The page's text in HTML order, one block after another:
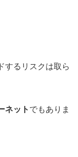
するリスクは取ら
ネット でもありま